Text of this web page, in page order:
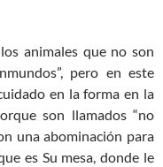
animales que no son
pero en este
en la forma en la
son llamados “no
una abominación para
es Su mesa, donde le